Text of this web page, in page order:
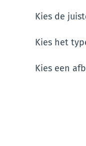
Kies de
Kies het
Kies een